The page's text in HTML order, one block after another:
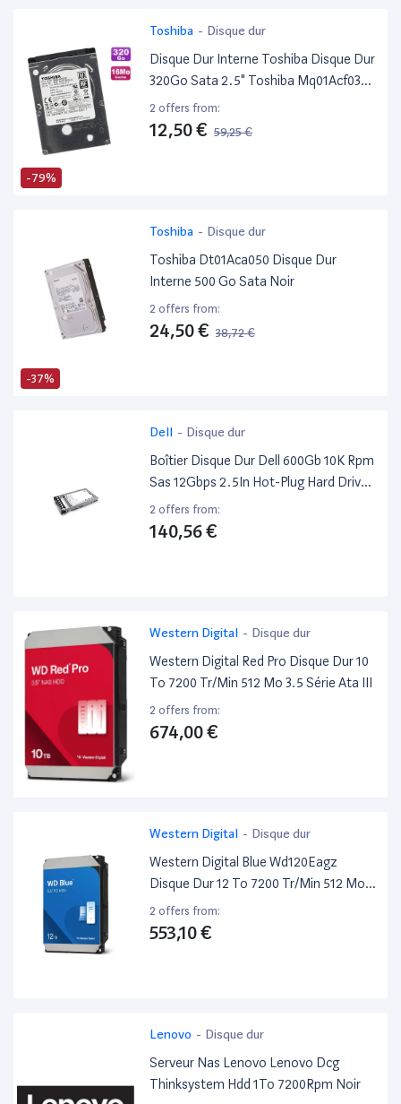
-79%
Toshiba - Disque dur
Disque Dur Interne Toshiba Disque Dur
320Go Sata 2.5" Toshiba Mq01Acf032
7200Rpm PC Portable 16Mo
2 offers from:
12,50 € 59,25 €
-37%
Toshiba - Disque dur
Toshiba Dt01Aca050 Disque Dur
Interne 500 Go Sata Noir
2 offers from:
24,50 € 38,72 €
Dell - Disque dur
Boîtier Disque Dur Dell 600Gb 10K Rpm
Sas 12Gbps 2.5In Hot-Plug Hard Drive
Cuskit Noir
2 offers from:
140,56 €
Western Digital - Disque dur
Western Digital Red Pro Disque Dur 10
To 7200 Tr/Min 512 Mo 3.5 Série Ata III
2 offers from:
674,00 €
Western Digital - Disque dur
Western Digital Blue Wd120Eagz
Disque Dur 12 To 7200 Tr/Min 512 Mo
3.5 Série Ata III
2 offers from:
553,10 €
Lenovo - Disque dur
Serveur Nas Lenovo Lenovo Dcg
Thinksystem Hdd 1To 7200Rpm Noir